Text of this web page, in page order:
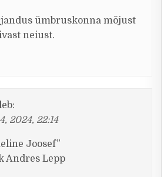
ümbruskonna mõjust
neiust.
2024, 22:14
Joosef”
Andres Lepp